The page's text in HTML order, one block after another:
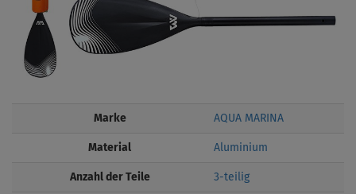
Marke AQUA MARINA
Material Aluminium
Anzahl der Teile 3-teilig